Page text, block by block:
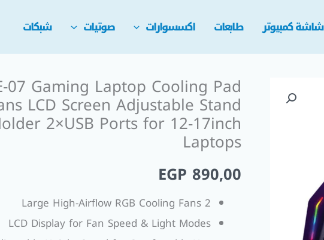
شاشة كمبيوتر طابعات اكسسوارات صوتيات شبكات
07 Gaming Laptop Cooling Pad
LCD Screen Adjustable Stand
2×USB Ports for 12-17inch
Laptops
EGP 890,00
2 Large High-Airflow RGB Cooling Fans
LCD Display for Fan Speed & Light Modes